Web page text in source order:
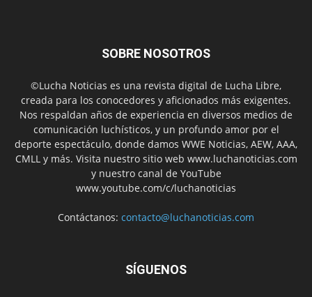
SOBRE NOSOTROS
©Lucha Noticias es una revista digital de Lucha Libre,
creada para los conocedores y aficionados más exigentes.
Nos respaldan años de experiencia en diversos medios de
comunicación luchísticos, y un profundo amor por el
deporte espectáculo, donde damos WWE Noticias, AEW, AAA,
CMLL y más. Visita nuestro sitio web www.luchanoticias.com
y nuestro canal de YouTube
www.youtube.com/c/luchanoticias
Contáctanos: contacto@luchanoticias.com
SÍGUENOS